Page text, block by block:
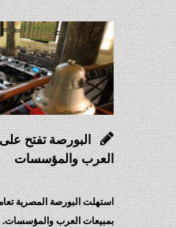
البورصة تفتح
العرب والمؤسسات
استهلت البورصة المصرية
بمبيعات العرب والمؤسسات.